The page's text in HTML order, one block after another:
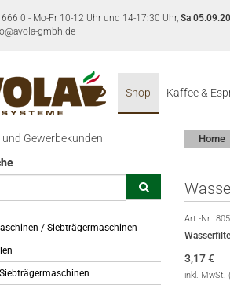
0 - Mo-Fr 10-12 Uhr und 14-17:30 Uhr, Sa
gmbh.de
Shop Kaffee &
Gewerbekunden
/ Siebträgermaschinen
Home
Art.-Nr.:
3,17€
inkl. MwSt.